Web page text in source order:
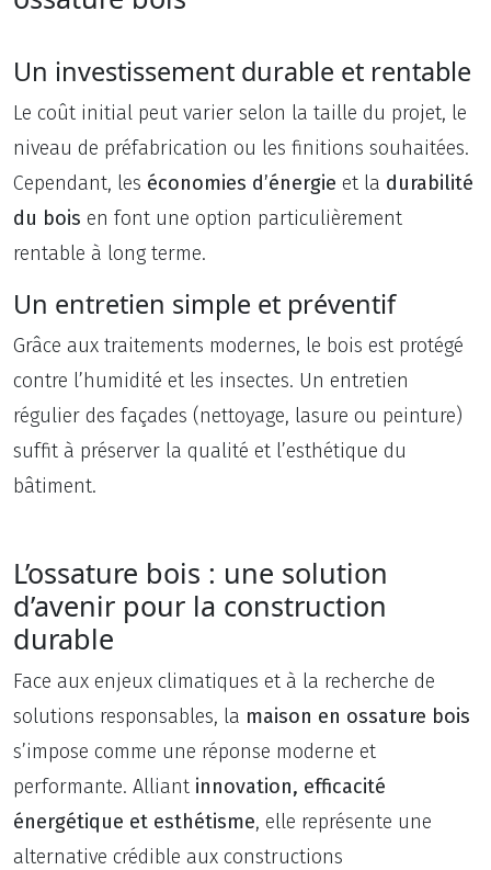
Un investissement durable et rentable
Le coût initial peut varier selon la taille du projet, le
niveau de préfabrication ou les finitions souhaitées.
Cependant, les économies d’énergie et la durabilité
du bois en font une option particulièrement
rentable à long terme.
Un entretien simple et préventif
Grâce aux traitements modernes, le bois est protégé
contre l’humidité et les insectes. Un entretien
régulier des façades (nettoyage, lasure ou peinture)
suffit à préserver la qualité et l’esthétique du
bâtiment.
L’ossature bois : une solution
d’avenir pour la construction
durable
Face aux enjeux climatiques et à la recherche de
solutions responsables, la maison en ossature bois
s’impose comme une réponse moderne et
performante. Alliant innovation, efficacité
énergétique et esthétisme, elle représente une
alternative crédible aux constructions